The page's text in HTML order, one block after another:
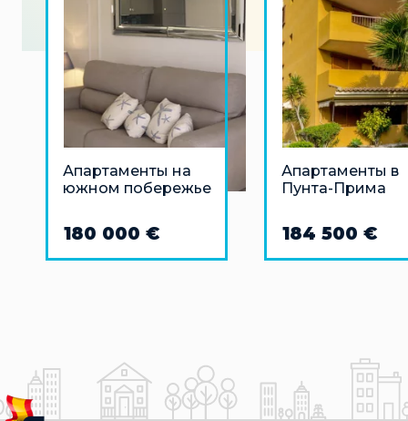
Апартаменты на
южном побережье
180 000 €
Апартаменты в
Пунта-Прима
184 500 €